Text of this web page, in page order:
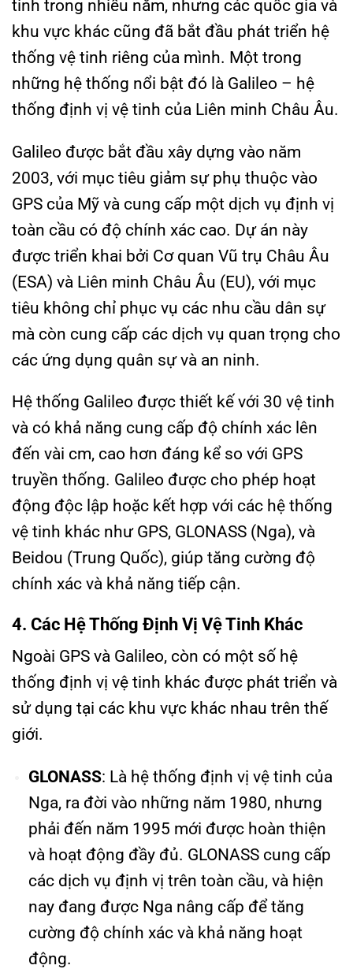
tinh trong nhiều năm, nhưng các quốc gia và
khu vực khác cũng đã bắt đầu phát triển hệ
thống vệ tinh riêng của mình. Một trong
những hệ thống nổi bật đó là Galileo – hệ
thống định vị vệ tinh của Liên minh Châu Âu.
Galileo được bắt đầu xây dựng vào năm
2003, với mục tiêu giảm sự phụ thuộc vào
GPS của Mỹ và cung cấp một dịch vụ định vị
toàn cầu có độ chính xác cao. Dự án này
được triển khai bởi Cơ quan Vũ trụ Châu Âu
(ESA) và Liên minh Châu Âu (EU), với mục
tiêu không chỉ phục vụ các nhu cầu dân sự
mà còn cung cấp các dịch vụ quan trọng cho
các ứng dụng quân sự và an ninh.
Hệ thống Galileo được thiết kế với 30 vệ tinh
và có khả năng cung cấp độ chính xác lên
đến vài cm, cao hơn đáng kể so với GPS
truyền thống. Galileo được cho phép hoạt
động độc lập hoặc kết hợp với các hệ thống
vệ tinh khác như GPS, GLONASS (Nga), và
Beidou (Trung Quốc), giúp tăng cường độ
chính xác và khả năng tiếp cận.
4. Các Hệ Thống Định Vị Vệ Tinh Khác
Ngoài GPS và Galileo, còn có một số hệ
thống định vị vệ tinh khác được phát triển và
sử dụng tại các khu vực khác nhau trên thế
giới.
GLONASS: Là hệ thống định vị vệ tinh của
Nga, ra đời vào những năm 1980, nhưng
phải đến năm 1995 mới được hoàn thiện
và hoạt động đầy đủ. GLONASS cung cấp
các dịch vụ định vị trên toàn cầu, và hiện
nay đang được Nga nâng cấp để tăng
cường độ chính xác và khả năng hoạt
động.